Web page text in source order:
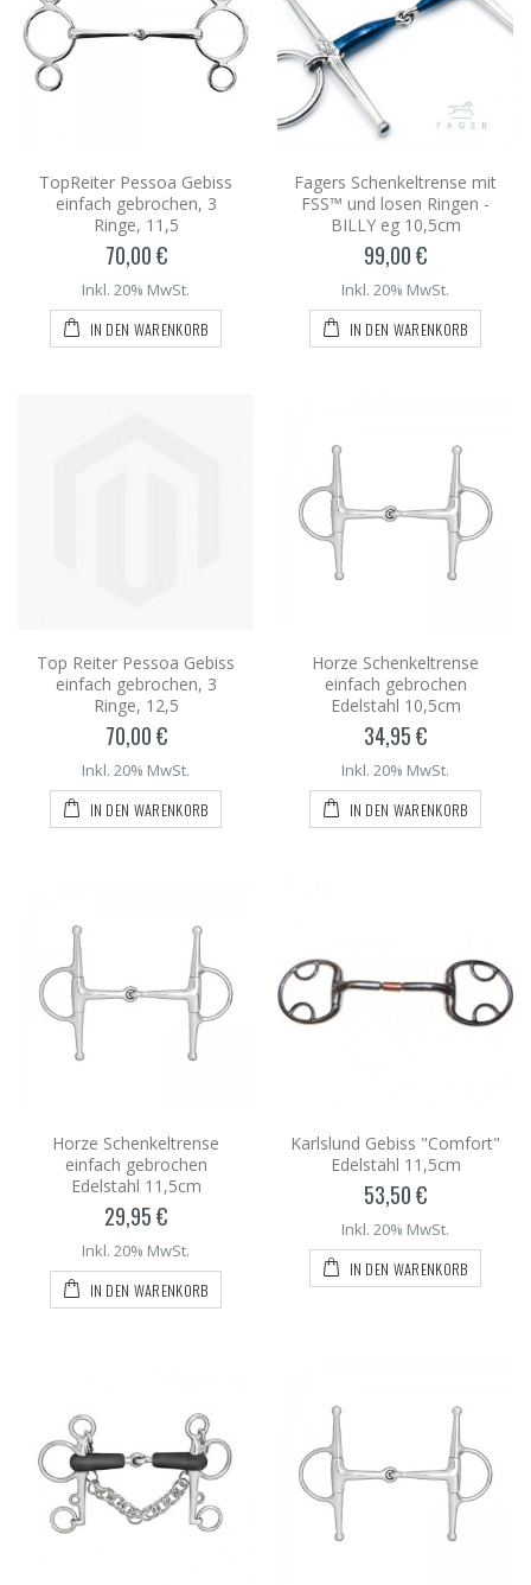
TopReiter Pessoa Gebiss
einfach gebrochen, 3
Ringe, 11,5
70,00 €
Inkl. 20% MwSt.
IN DEN WARENKORB
Fagers Schenkeltrense mit
FSS™ und losen Ringen -
BILLY eg 10,5cm
99,00 €
Inkl. 20% MwSt.
IN DEN WARENKORB
Top Reiter Pessoa Gebiss
einfach gebrochen, 3
Ringe, 12,5
70,00 €
Inkl. 20% MwSt.
IN DEN WARENKORB
Horze Schenkeltrense
einfach gebrochen
Edelstahl 10,5cm
34,95 €
Inkl. 20% MwSt.
IN DEN WARENKORB
Horze Schenkeltrense
einfach gebrochen
Edelstahl 11,5cm
29,95 €
Inkl. 20% MwSt.
IN DEN WARENKORB
Karlslund Gebiss "Comfort"
Edelstahl 11,5cm
53,50 €
Inkl. 20% MwSt.
IN DEN WARENKORB